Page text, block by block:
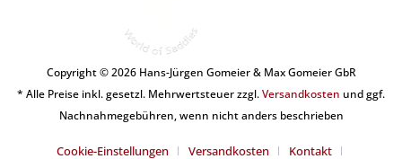
Copyright © 2026 Hans-Jürgen Gomeier & Max Gomeier GbR
* Alle Preise inkl. gesetzl. Mehrwertsteuer zzgl.Versandkosten und ggf.
Nachnahmegebühren, wenn nicht anders beschrieben
Cookie-Einstellungen Versandkosten Kontakt